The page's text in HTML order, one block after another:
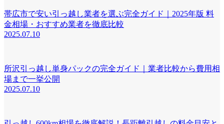
帯広市で安い引っ越し業者を選ぶ完全ガイド｜2025年版 料
金相場・おすすめ業者を徹底比較
2025.07.10
所沢引っ越し単身パックの完全ガイド｜業者比較から費用相
場まで一挙公開
2025.07.10